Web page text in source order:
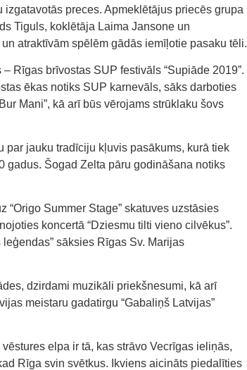
preces. Apmeklētājus priecēs grupa
Tiguls, koklētāja Laima Jansone un
atraktīvām spēlēm gādās iemīļotie pasaku tēli.
Rīgas brīvostas SUP festivāls “Supiāde 2019”.
ēkas notiks SUP karnevāls, sāks darboties
Mani”, kā arī būs vērojams strūklaku šovs
par jauku tradīciju kļuvis pasākums, kurā tiek
Šogad Zelta pāru godināšana notiks
Summer Stage” skatuves uzstāsies
koncertā “Dziesmu tilti vieno cilvēkus”.
sāksies Rīgas Sv. Marijas
dzirdami muzikāli priekšnesumi, kā arī
meistaru gadatirgu “Gabaliņš Latvijas”
elpa ir tā, kas strāvo Vecrīgas ieliņās,
Rīga svin svētkus. Ikviens aicināts piedalīties